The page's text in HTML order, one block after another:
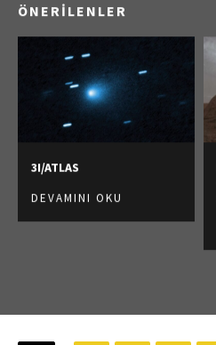
ÖNERİLENLER
3I/ATLAS
DEVAMINI OKU